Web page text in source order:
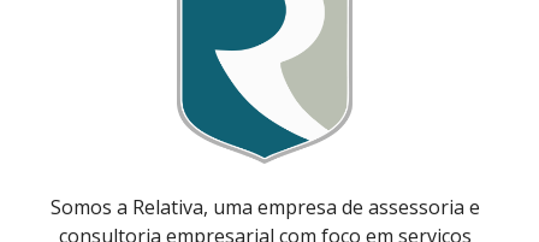
Somos a Relativa, uma empresa de assessoria e
consultoria empresarial com foco em serviços